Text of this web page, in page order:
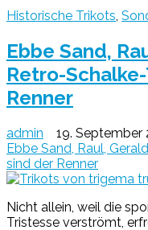
Historische Trikots
Ebbe Sand,
Retro-
Renner
admin 19. September
Ebbe Sand, Raul,
sind der Renner
Nicht allein, weil die
Tristesse verströmt,